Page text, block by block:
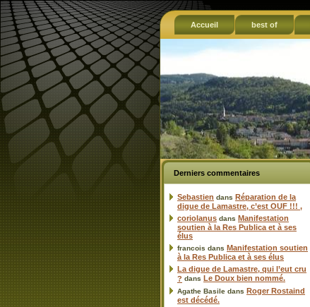
Accueil best of
Derniers commentaires
Sebastien dans Réparation de la
digue de Lamastre, c’est OUF !!! ,
coriolanus dans Manifestation
soutien à la Res Publica et à ses
élus
francois dans Manifestation soutien
à la Res Publica et à ses élus
La digue de Lamastre, qui l’eut cru
? dans Le Doux bien nommé.
Agathe Basile dans Roger Rostaind
est décédé.